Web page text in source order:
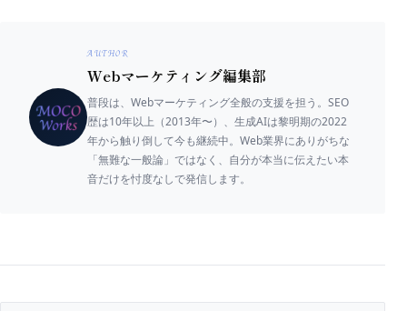
AUTHOR
Webマーケティング編集部
普段は、Webマーケティング全般の支援を担う。SEO
歴は10年以上（2013年〜）、生成AIは黎明期の2022
年から触り倒して今も継続中。Web業界にありがちな
「無難な一般論」ではなく、自分が本当に伝えたい本
音だけを忖度なしで発信します。